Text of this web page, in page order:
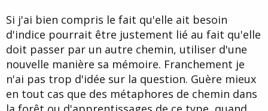
Si j'ai bien compris le fait qu'elle ait besoin
d'indice pourrait être justement lié au fait qu'elle
doit passer par un autre chemin, utiliser d'une
nouvelle manière sa mémoire. Franchement je
n'ai pas trop d'idée sur la question. Guère mieux
en tout cas que des métaphores de chemin dans